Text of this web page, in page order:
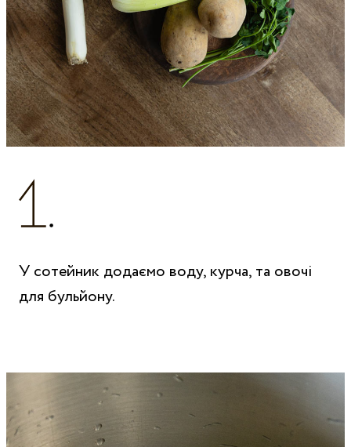
У сотейник додаємо воду, курча, та овочі
для бульйону.